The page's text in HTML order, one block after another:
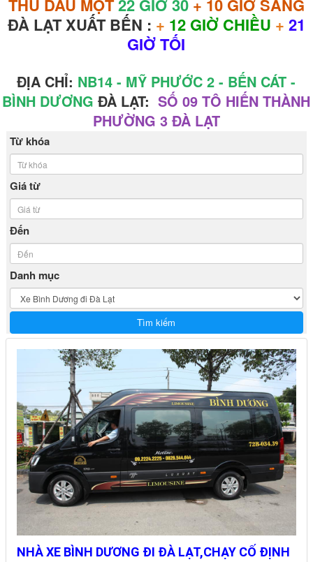
THỦ DẦU MỘT22 GIỜ 30 + 10 GIỜ SÁNG
ĐÀ LẠT XUẤT BẾN : + 12 GIỜ CHIỀU + 21
GIỜ TỐI
ĐỊA CHỈ: NB14 - MỸ PHƯỚC 2 - BẾN CÁT -
BÌNH DƯƠNGĐÀ LẠT:SỐ 09 TÔ HIẾN THÀNH
PHƯỜNG 3 ĐÀ LẠT
Từ khóa
Giá từ
Đến
Danh mục
NHÀ XE BÌNH DƯƠNG ĐI ĐÀ LẠT,CHẠY CỐ ĐỊNH